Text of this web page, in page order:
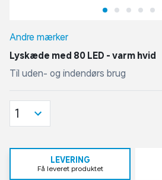
Andre mærker
Lyskæde med 80 LED - varm hvid
Til uden- og indendørs brug
1
LEVERING
Få leveret produktet